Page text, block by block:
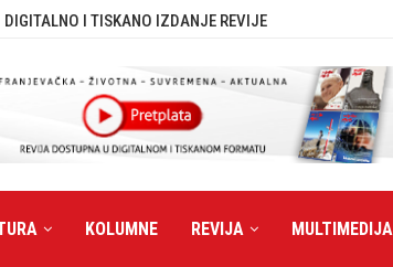
DIGITALNO I TISKANO IZDANJE REVIJE
KOLUMNE REVIJA MULTIMEDIJA